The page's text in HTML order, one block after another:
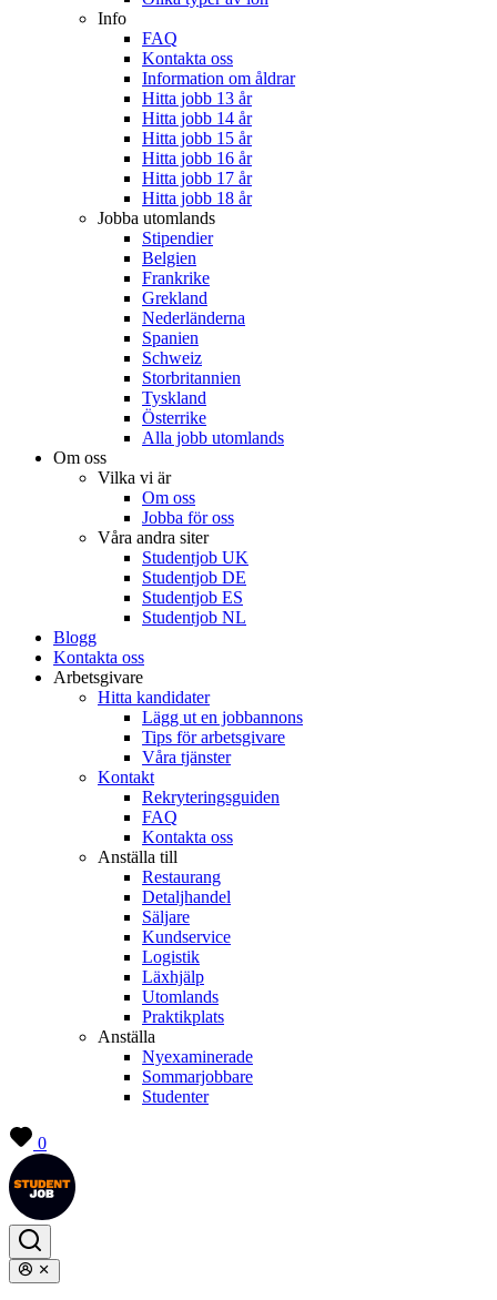
Info
FAQ
Kontakta oss
Information om åldrar
Hitta jobb 13 år
Hitta jobb 14 år
Hitta jobb 15 år
Hitta jobb 16 år
Hitta jobb 17 år
Hitta jobb 18 år
Jobba utomlands
Stipendier
Belgien
Frankrike
Grekland
Nederländerna
Spanien
Schweiz
Storbritannien
Tyskland
Österrike
Alla jobb utomlands
Om oss
Vilka vi är
Om oss
Jobba för oss
Våra andra siter
Studentjob UK
Studentjob DE
Studentjob ES
Studentjob NL
Blogg
Kontakta oss
Arbetsgivare
Hitta kandidater
Lägg ut en jobbannons
Tips för arbetsgivare
Våra tjänster
Kontakt
Rekryteringsguiden
FAQ
Kontakta oss
Anställa till
Restaurang
Detaljhandel
Säljare
Kundservice
Logistik
Läxhjälp
Utomlands
Praktikplats
Anställa
Nyexaminerade
Sommarjobbare
Studenter
0